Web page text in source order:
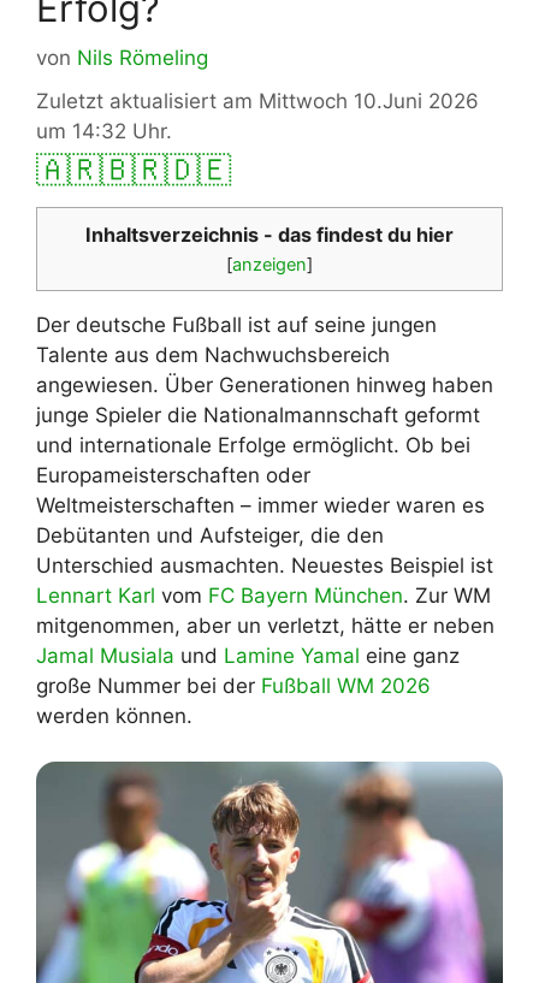
von Nils Römeling
Zuletzt aktualisiert am Mittwoch 10.Juni 2026
um 14:32 Uhr.
🇦🇷🇧🇷🇩🇪
Inhaltsverzeichnis - das findest du hier
[anzeigen]
Der deutsche Fußball ist auf seine jungen
Talente aus dem Nachwuchsbereich
angewiesen. Über Generationen hinweg haben
junge Spieler die Nationalmannschaft geformt
und internationale Erfolge ermöglicht. Ob bei
Europameisterschaften oder
Weltmeisterschaften – immer wieder waren es
Debütanten und Aufsteiger, die den
Unterschied ausmachten. Neuestes Beispiel ist
Lennart Karl vom FC Bayern München. Zur WM
mitgenommen, aber un verletzt, hätte er neben
Jamal Musiala und Lamine Yamal eine ganz
große Nummer bei der Fußball WM 2026
werden können.